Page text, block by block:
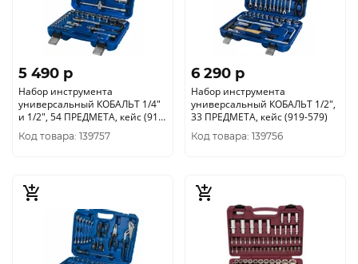
5 490 p
Набор инструмента
универсальный КОБАЛЬТ 1/4"
и 1/2", 54 ПРЕДМЕТА, кейс (919-
609)
Код товара: 139757
6 290 p
Набор инструмента
универсальный КОБАЛЬТ 1/2",
33 ПРЕДМЕТА, кейс (919-579)
Код товара: 139756